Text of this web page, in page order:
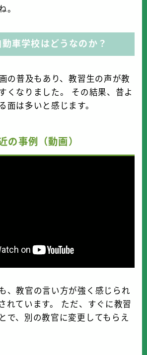
。
車学校はどうなのか？
の普及もあり、教習生の声が教
くなりました。 その結果、昔よ
面は多いと感じます。
の事例（動画）
、教官の言い方が強く感じられ
れています。 ただ、すぐに教習
で、別の教官に変更してもらえ